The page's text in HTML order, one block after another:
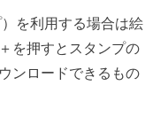
を利用する場合は絵
を押すとスタンプの
ンロードできるもの